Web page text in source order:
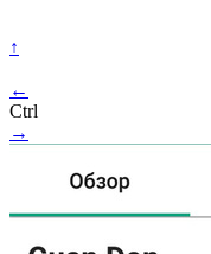
↑
←
Ctrl
→